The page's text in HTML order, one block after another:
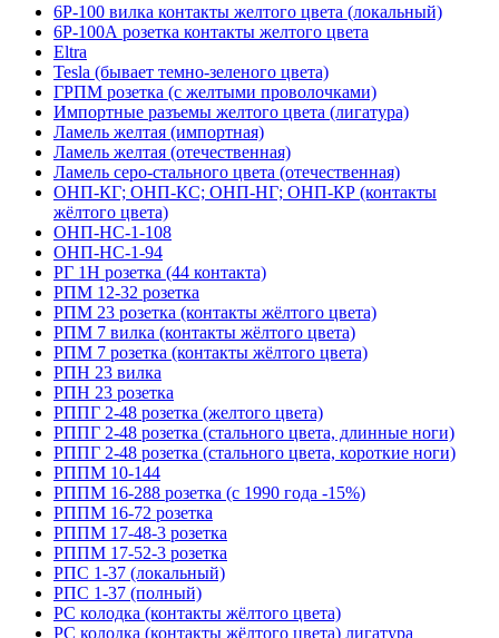
6Р-100 вилка контакты желтого цвета (локальный)
6Р-100А розетка контакты желтого цвета
Eltra
Tesla (бывает темно-зеленого цвета)
ГРПМ розетка (с желтыми проволочками)
Импортные разъемы желтого цвета (лигатура)
Ламель желтая (импортная)
Ламель желтая (отечественная)
Ламель серо-стального цвета (отечественная)
ОНП-КГ; ОНП-КС; ОНП-НГ; ОНП-КР (контакты
жёлтого цвета)
ОНП-НС-1-108
ОНП-НС-1-94
РГ 1Н розетка (44 контакта)
РПМ 12-32 розетка
РПМ 23 розетка (контакты жёлтого цвета)
РПМ 7 вилка (контакты жёлтого цвета)
РПМ 7 розетка (контакты жёлтого цвета)
РПН 23 вилка
РПН 23 розетка
РППГ 2-48 розетка (желтого цвета)
РППГ 2-48 розетка (стального цвета, длинные ноги)
РППГ 2-48 розетка (стального цвета, короткие ноги)
РППМ 10-144
РППМ 16-288 розетка (с 1990 года -15%)
РППМ 16-72 розетка
РППМ 17-48-3 розетка
РППМ 17-52-3 розетка
РПС 1-37 (локальный)
РПС 1-37 (полный)
РС колодка (контакты жёлтого цвета)
РС колодка (контакты жёлтого цвета) лигатура